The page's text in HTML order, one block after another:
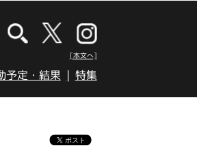
[本文へ]
予定・結果 特集